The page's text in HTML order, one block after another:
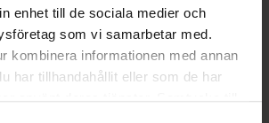
enhet till de sociala medier och
som vi samarbetar med.
kombinera informationen med annan
har tillhandahållit eller som de har
använt deras tjänster. Samtycke till
FASS Visa